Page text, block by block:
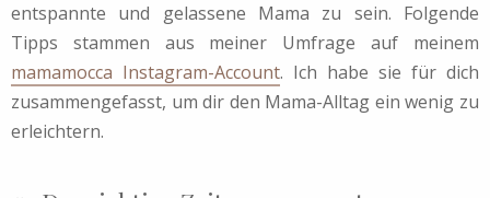
entspannte und gelassene Mama zu sein. Folgende
Tipps stammen aus meiner Umfrage auf meinem
mamamocca Instagram-Account. Ich habe sie für dich
zusammengefasst, um dir den Mama-Alltag ein wenig zu
erleichtern.